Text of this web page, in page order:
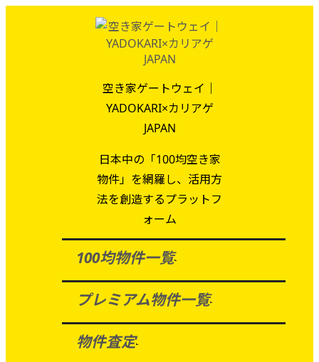
空き家ゲートウェイ｜
YADOKARI×カリアゲ
JAPAN
日本中の「100均空き家
物件」を網羅し、活用方
法を創造するプラットフ
ォーム
100均物件一覧
プレミアム物件一覧
物件査定